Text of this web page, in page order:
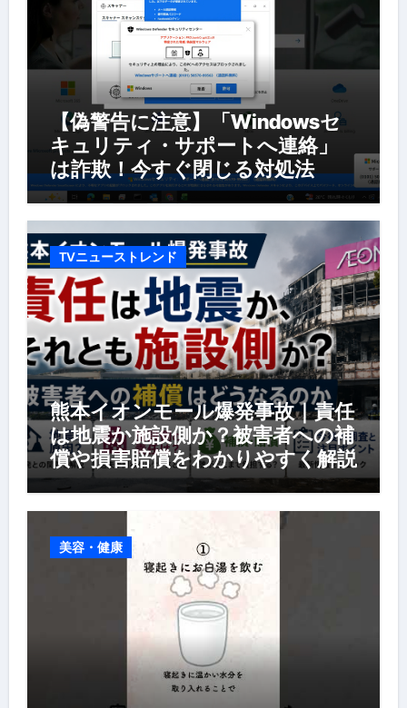
【偽警告に注意】「Windowsセ
キュリティ・サポートへ連絡」
は詐欺！今すぐ閉じる対処法
TVニューストレンド
熊本イオンモール爆発事故｜責任
は地震か施設側か？被害者への補
償や損害賠償をわかりやすく解説
美容・健康